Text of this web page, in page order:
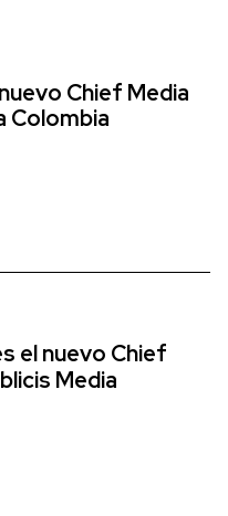
Chief Media
Colombia
el nuevo Chief
Media